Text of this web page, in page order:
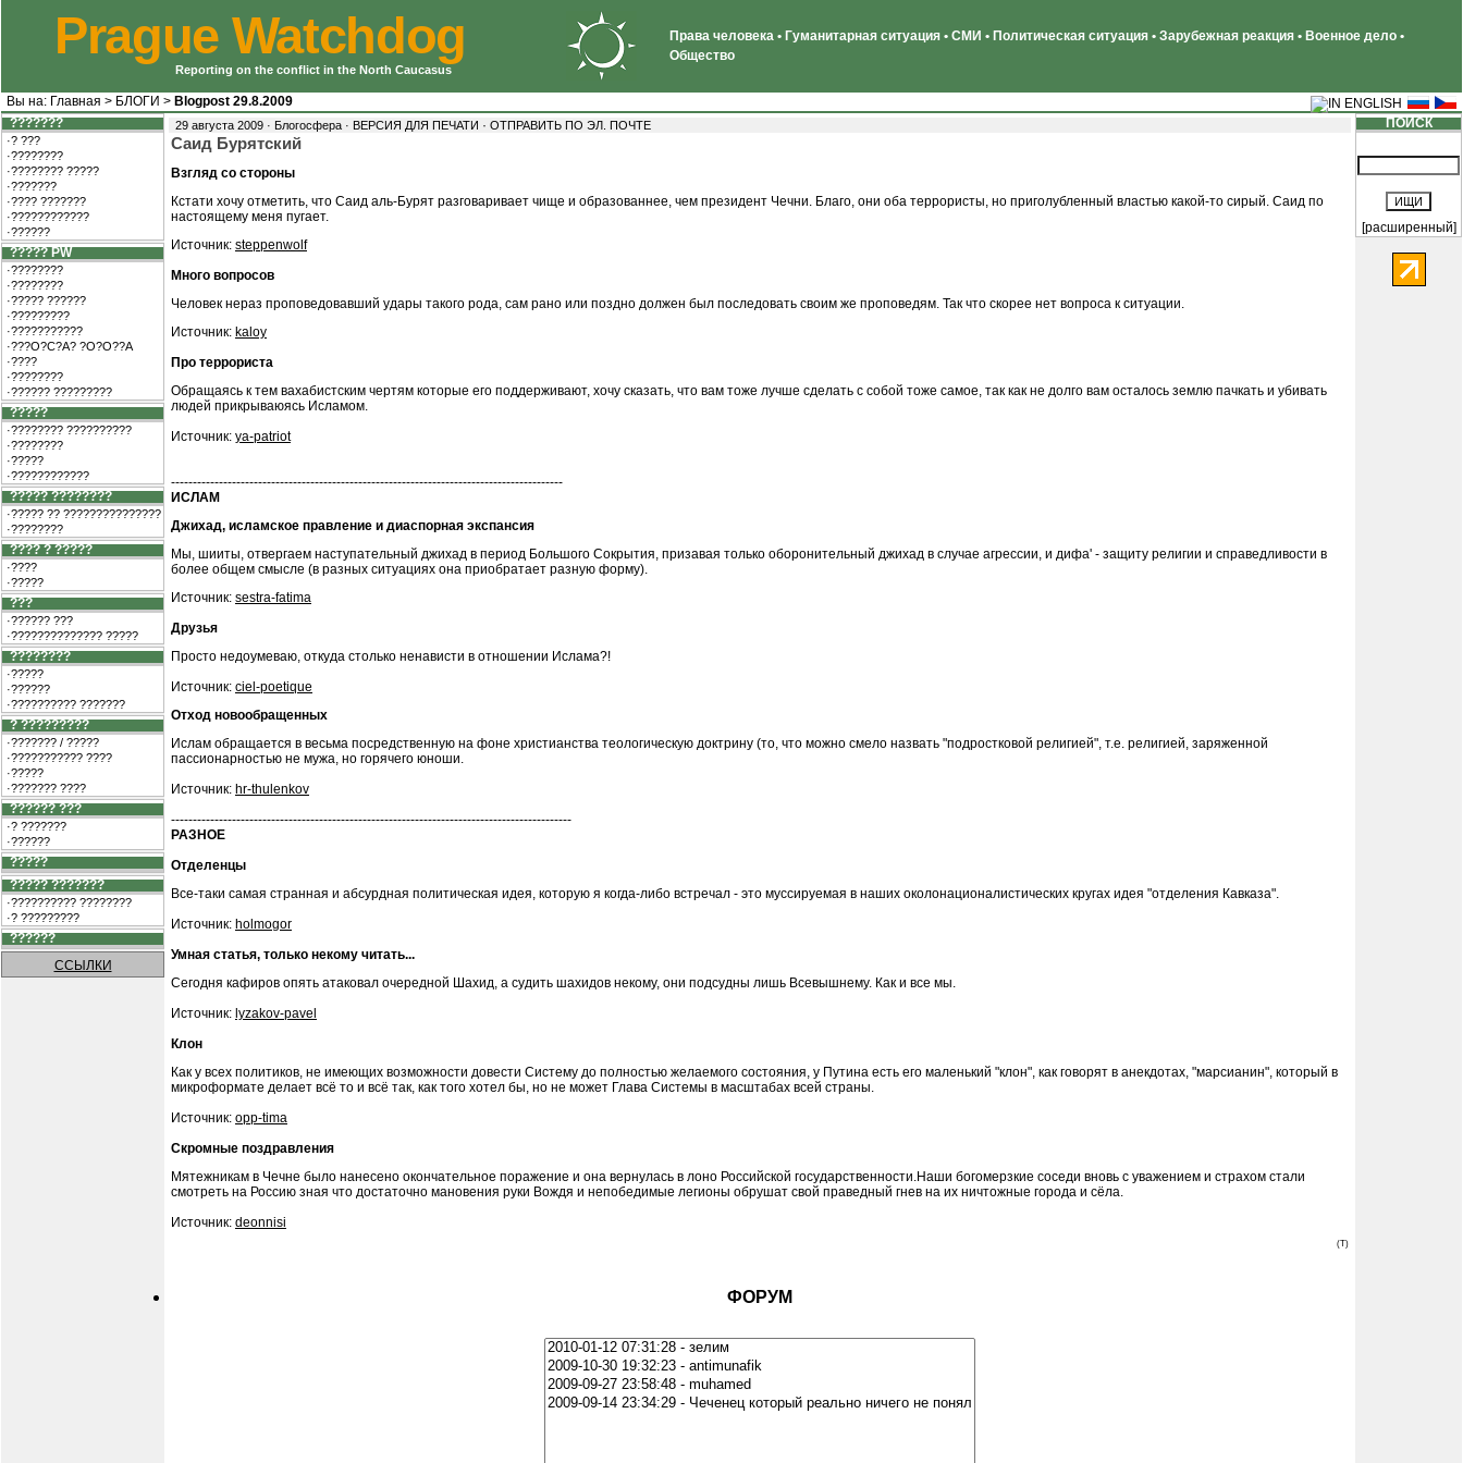
Prague Watchdog
Reporting on the conflict in the North Caucasus
Права человека • Гуманитарная ситуация • СМИ • Политическая ситуация • Зарубежная реакция • Военное дело •
Общество
Вы на: Главная > БЛОГИ > Blogpost 29.8.2009
???????
·? ???
·????????
·???????? ?????
·???????
·???? ???????
·????????????
·??????
????? PW
·????????
·????????
·????? ??????
·?????????
·???????????
·???O?C?A? ?O?O??A
·????
·????????
·?????? ?????????
?????
·???????? ??????????
·????????
·?????
·????????????
????? ????????
·????? ?? ???????????????
·????????
???? ? ?????
·????
·?????
???
·?????? ???
·?????????????? ?????
????????
·?????
·??????
·?????????? ???????
? ?????????
·??????? / ?????
·??????????? ????
·?????
·??????? ????
?????? ???
·? ???????
·??????
?????
????? ???????
·?????????? ????????
·? ?????????
??????
ССЫЛКИ
29 августа 2009 · Блогосфера · ВЕРСИЯ ДЛЯ ПЕЧАТИ · ОТПРАВИТЬ ПО ЭЛ. ПОЧТЕ
Саид Бурятский
Взгляд со стороны
Кстати хочу отметить, что Саид аль-Бурят разговаривает чище и образованнее, чем президент Чечни. Благо, они оба террористы, но приголубленный властью какой-то сирый. Саид по
настоящему меня пугает.
Источник: steppenwolf
Много вопросов
Человек нераз проповедовавший удары такого рода, сам рано или поздно должен был последовать своим же проповедям. Так что скорее нет вопроса к ситуации.
Источник: kaloy
Про террориста
Обращаясь к тем вахабистским чертям которые его поддерживают, хочу сказать, что вам тоже лучше сделать с собой тоже самое, так как не долго вам осталось землю пачкать и убивать
людей прикрываюясь Исламом.
Источник: ya-patriot
------------------------------------------------------------------------------------------
ИСЛАМ
Джихад, исламское правление и диаспорная экспансия
Мы, шииты, отвергаем наступательный джихад в период Большого Сокрытия, призавая только оборонительный джихад в случае агрессии, и дифа' - защиту религии и справедливости в
более общем смысле (в разных ситуациях она приобратает разную форму).
Источник: sestra-fatima
Друзья
Просто недоумеваю, откуда столько ненависти в отношении Ислама?!
Источник: ciel-poetique
Отход новообращенных
Ислам обращается в весьма посредственную на фоне христианства теологическую доктрину (то, что можно смело назвать "подростковой религией", т.е. религией, заряженной
пассионарностью не мужа, но горячего юноши.
Источник: hr-thulenkov
--------------------------------------------------------------------------------------------
РАЗНОЕ
Отделенцы
Все-таки самая странная и абсурдная политическая идея, которую я когда-либо встречал - это муссируемая в наших околонационалистических кругах идея "отделения Кавказа".
Источник: holmogor
Умная статья, только некому читать...
Сегодня кафиров опять атаковал очередной Шахид, а судить шахидов некому, они подсудны лишь Всевышнему. Как и все мы.
Источник: lyzakov-pavel
Клон
Как у всех политиков, не имеющих возможности довести Систему до полностью желаемого состояния, у Путина есть его маленький "клон", как говорят в анекдотах, "марсианин", который в
микроформате делает всё то и всё так, как того хотел бы, но не может Глава Системы в масштабах всей страны.
Источник: opp-tima
Скромные поздравления
Мятежникам в Чечне было нанесено окончательное поражение и она вернулась в лоно Российской государственности.Наши богомерзкие соседи вновь с уважением и страхом стали
смотреть на Россию зная что достаточно мановения руки Вождя и непобедимые легионы обрушат свой праведный гнев на их ничтожные города и сёла.
Источник: deonnisi
(T)
ФОРУМ
ПОИСК
[расширенный]